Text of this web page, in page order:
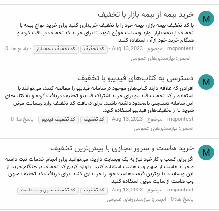
M خرید بیمه از بیمه بازار با تخفیف
با کد تخفیف بیمه بازار، بیمه خود را با تخفیف خریداری کنید برای خرید انواع بیمه با
تخفیف از بیمه بازار، وارد وبسایت موپُن شوید تا برای خرید کد تخفیف دریافت کرده و
هنگام خرید خود از آن استفاده کنید.
mopontest موضوع Aug 13, 2023 کد تخفیف کد تخفیف بیمه بازار
پاسخ ها: 0
انجمن: نیازمندی‌های عمومی
M دسترسی به کتاب‌های فیدیبو با تخفیف
افرادی که علاقه دارند کتاب‌های موجود در سامانه فیدیبو را مطالعه کنند، می‌توانند با
استفاده از کد تخفیف فیدیبو برای خرید اشتراک فیدیبو تخفیف دریافت کرده و به کتاب‌های
این سامانه دسترسی نامحدود داشته باشند. برای دریافت کد تخفیف وارد وبسایت موپُن
شوید تا از تخفیف‌های فیدیبو استفاده کنید.
mopontest موضوع Aug 13, 2023 کد تخفیف کد تخفیف فیدیبو
پاسخ ها: 0
انجمن: نیازمندی‌های عمومی
M خرید هاست و سرور مجازی با بیش‌ترین تخفیف
اگر برای کسب و کار خود نیاز به یک وبسایت دارید، می‌توانید برای انجام خدمات ثبت دامنه
و خرید هاست از میهن وب هاست استفاده کنید. با وارد کردن کد تخفیف در هنگام خرید از
این وبسایت، با بهترین قیمت هاست خود را خریداری کنید. برای دریافت کد تخفیف میهن
وب هاست از سایت موپُن استفاده کنید.
mopontest موضوع Aug 13, 2023 کد تخفیف کد تخفیف میهن وب هاست
پاسخ ها: 0 انجمن: نیازمندی‌های عمومی